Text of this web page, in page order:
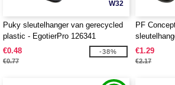
W32
Puky sleutelhanger van gerecycled
plastic - EgotierPro 126341
€0.48
€0.77
-38%
PF
€1.29
€2.17